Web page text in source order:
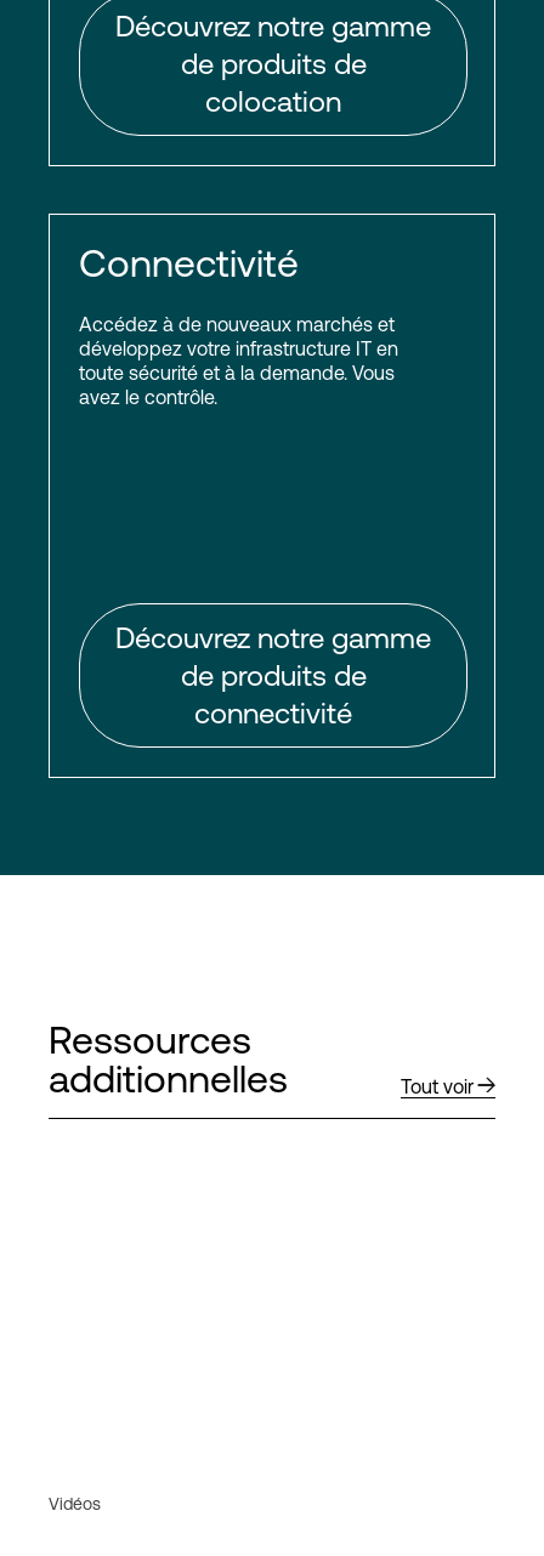
Découvrez notre gamme
de produits de
colocation
Connectivité
Accédez à de nouveaux marchés et
développez votre infrastructure IT en
toute sécurité et à la demande. Vous
avez le contrôle.
Découvrez notre gamme
de produits de
connectivité
Ressources
additionnelles
Tout voir
Vidéos